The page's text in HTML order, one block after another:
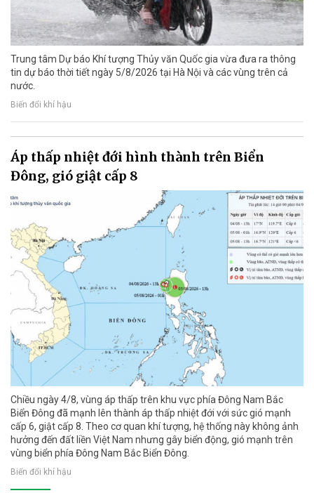
Trung tâm Dự báo Khí tượng Thủy văn Quốc gia vừa đưa ra thông
tin dự báo thời tiết ngày 5/8/2026 tại Hà Nội và các vùng trên cả
nước.
Biến đổi khí hậu
Áp thấp nhiệt đới hình thành trên Biển
Đông, gió giật cấp 8
Chiều ngày 4/8, vùng áp thấp trên khu vực phía Đông Nam Bắc
Biển Đông đã mạnh lên thành áp thấp nhiệt đới với sức gió mạnh
cấp 6, giật cấp 8. Theo cơ quan khí tượng, hệ thống này không ảnh
hưởng đến đất liền Việt Nam nhưng gây biển động, gió mạnh trên
vùng biển phía Đông Nam Bắc Biển Đông.
Biến đổi khí hậu